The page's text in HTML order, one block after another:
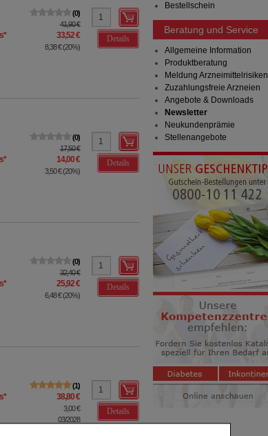
0
41,90 €
* 33,52 €
8,38 €(20%)
Details
0
17,50 €
* 14,00 €
3,50 €(20%)
Details
0
32,40 €
* 25,92 €
6,48 €(20%)
Details
1
* 38,80 €
3,00 €
03/2028
Details
Bestellschein
Beratung und Service
Allgemeine Information
Produktberatung
Meldung Arzneimittelrisiken
Zuzahlungsfreie Arzneien
Angebote & Downloads
Newsletter
Neukundenprämie
Stellenangebote